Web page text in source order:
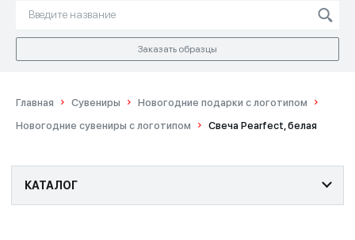
Заказать образцы
Главная Сувениры
Новогодние подарки с логотипом
Новогодние сувениры с логотипом
Свеча Pearfect, белая
КАТАЛОГ